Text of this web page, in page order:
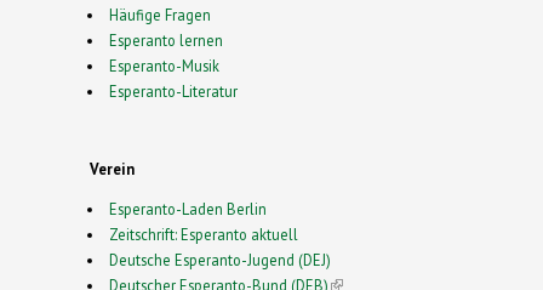
Häufige Fragen
Esperanto lernen
Esperanto-Musik
Esperanto-Literatur
Verein
Esperanto-Laden Berlin
Zeitschrift: Esperanto aktuell
Deutsche Esperanto-Jugend (DEJ)
Deutscher Esperanto-Bund (DEB)(link is external)